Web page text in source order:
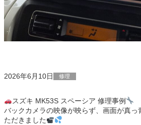
2026年6月10日 修理
スズキ MK53S スペーシア 修理事例
バックカメラの映像が映らず、画面が真
ただきました